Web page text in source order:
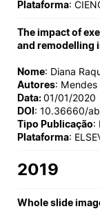
Plataforma:
The impact of
and remodelling
Nome: Diana
Autores: Mendes
Data:01/01/2020
DOI: 10.36660/
Tipo Publicação:
Plataforma:
2019
Whole slide